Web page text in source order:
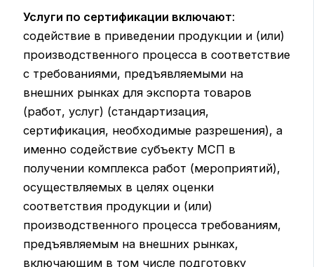
Услуги по сертификации включают:
содействие в приведении продукции и (или)
производственного процесса в соответствие
с требованиями, предъявляемыми на
внешних рынках для экспорта товаров
(работ, услуг) (стандартизация,
сертификация, необходимые разрешения), а
именно содействие субъекту МСП в
получении комплекса работ (мероприятий),
осуществляемых в целях оценки
соответствия продукции и (или)
производственного процесса требованиям,
предъявляемым на внешних рынках,
включающим в том числе подготовку